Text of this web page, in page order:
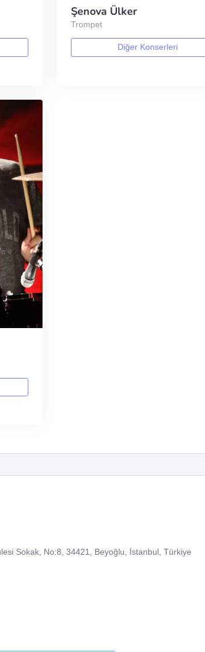
Şenova Ülker
Trompet
Diğer Konserleri
Sokak, No:8, 34421, Beyoğlu, İstanbul, Türkiye